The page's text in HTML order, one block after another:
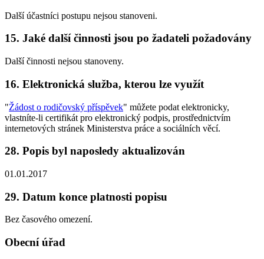
Další účastníci postupu nejsou stanoveni.
15. Jaké další činnosti jsou po žadateli požadovány
Další činnosti nejsou stanoveny.
16. Elektronická služba, kterou lze využít
"Žádost o rodičovský příspěvek" můžete podat elektronicky,
vlastníte-li certifikát pro elektronický podpis, prostřednictvím
internetových stránek Ministerstva práce a sociálních věcí.
28. Popis byl naposledy aktualizován
01.01.2017
29. Datum konce platnosti popisu
Bez časového omezení.
Obecní úřad